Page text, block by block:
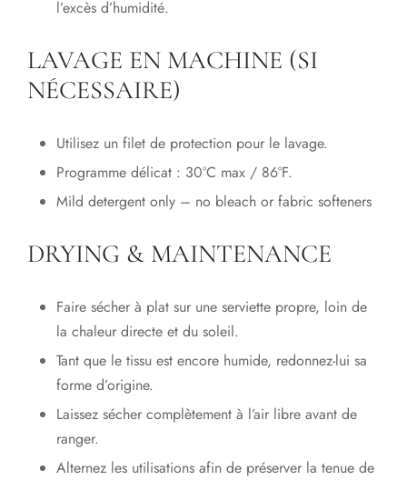
l’excès d’humidité.
LAVAGE EN MACHINE (SI
NÉCESSAIRE)
Utilisez un filet de protection pour le lavage.
Programme délicat : 30°C max / 86°F.
Mild detergent only – no bleach or fabric softeners
DRYING & MAINTENANCE
Faire sécher à plat sur une serviette propre, loin de
la chaleur directe et du soleil.
Tant que le tissu est encore humide, redonnez-lui sa
forme d’origine.
Laissez sécher complètement à l’air libre avant de
ranger.
Alternez les utilisations afin de préserver la tenue de